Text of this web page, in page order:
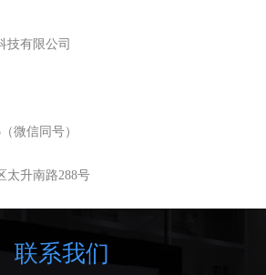
技有限公司
微信同号）
太升南路288号
联系我们